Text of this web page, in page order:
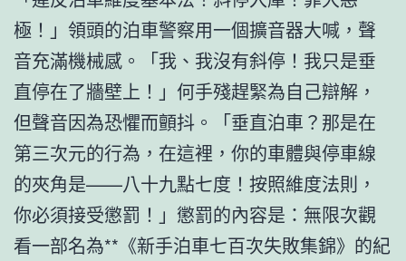
極！」領頭的泊車警察用一個擴音器大喊，聲
音充滿機械感。「我、我沒有斜停！我只是垂
直停在了牆壁上！」何手殘趕緊為自己辯解，
但聲音因為恐懼而顫抖。「垂直泊車？那是在
第三次元的行為，在這裡，你的車體與停車線
的夾角是——八十九點七度！按照維度法則，
你必須接受懲罰！」懲罰的內容是：無限次觀
看一部名為**《新手泊車七百次失敗集錦》的紀